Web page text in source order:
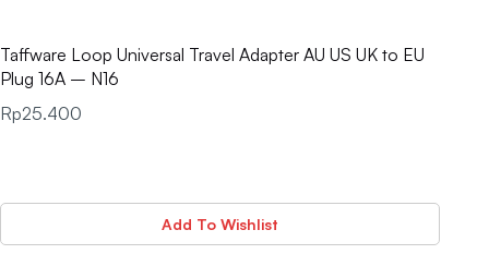
Taffware Loop Universal Travel Adapter AU US UK to EU
Plug 16A – N16
Rp25.400
Add To Wishlist